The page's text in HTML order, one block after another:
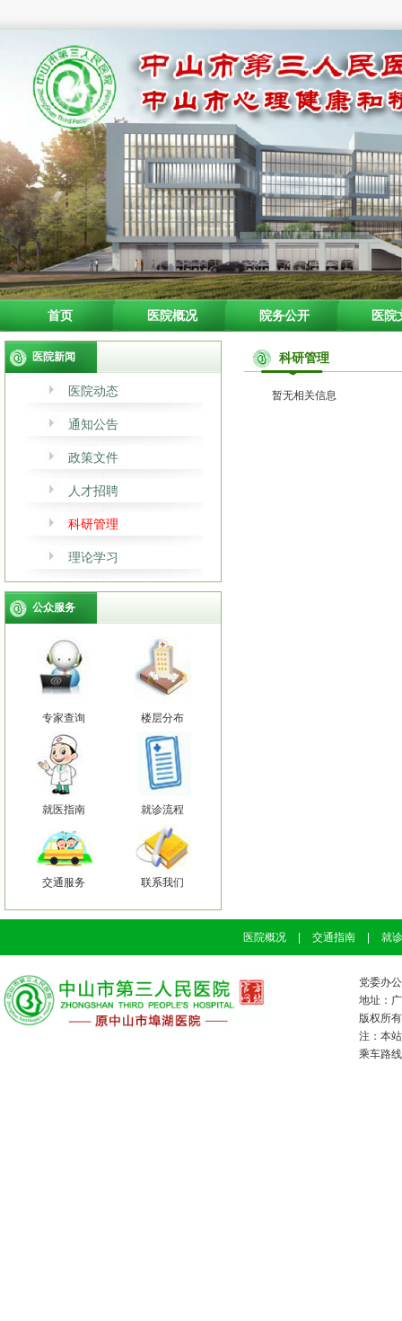
首页 医院概况 院务公开 医院
医院新闻
医院动态
通知公告
政策文件
人才招聘
科研管理
理论学习
公众服务
专家查询 楼层分布
就医指南 就诊流程
交通服务 联系我们
科研管理
暂无相关信息
医院概况 交通指南 就
党委办
地址：
版权所
注：本
乘车路